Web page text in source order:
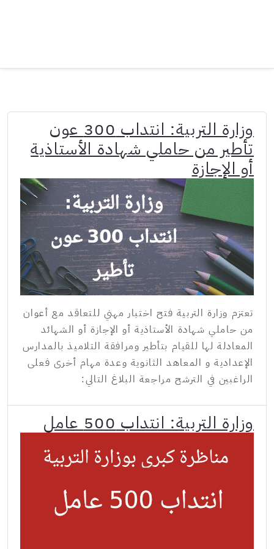
وزارة التربية: انتداب 300 عون
تأطير من حاملي شهادة الأستاذية
أو الإجازة
تعتزم وزارة التربية فتح اختبار مهني للتعاقد مع أعوان
من حاملي شهادة الأستاذية أو الإجازة أو الشهائد
المعادلة لها للقيام بتأطير ومرافقة التلاميذ بالمدارس
الإعدادية و المعاهد الثانوية وعدة مهام أخرى فعلى
الراغبين في الترشح مراجعة البلاغ التالي:
وزارة التربية: انتداب 500 عامل